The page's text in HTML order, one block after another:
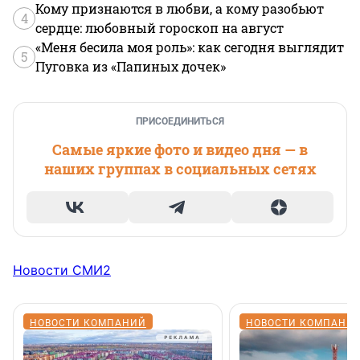
4
Кому признаются в любви, а кому разобьют
сердце: любовный гороскоп на август
5
«Меня бесила моя роль»: как сегодня выглядит
Пуговка из «Папиных дочек»
ПРИСОЕДИНИТЬСЯ
Самые яркие фото и видео дня — в
наших группах в социальных сетях
Новости СМИ2
НОВОСТИ КОМПАНИЙ НОВОСТИ